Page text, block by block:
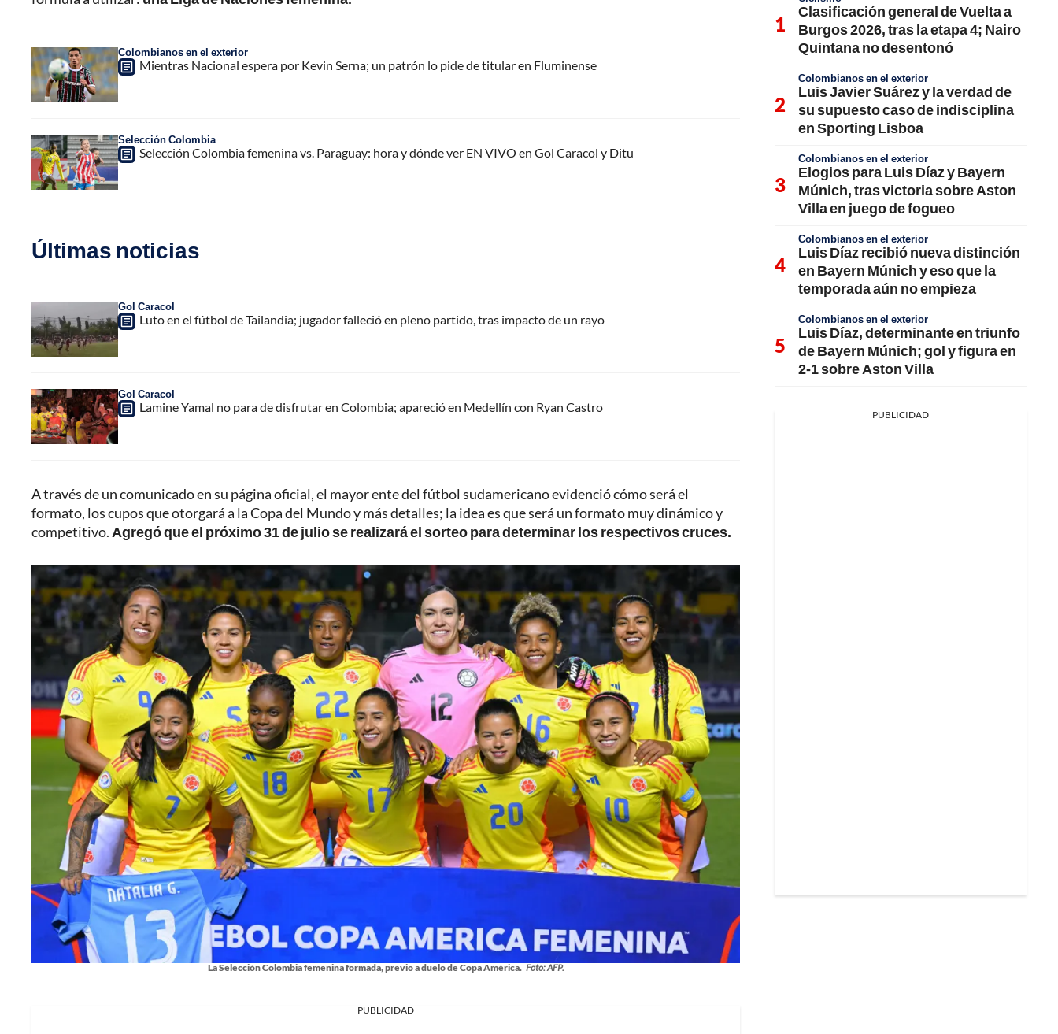
Colombianos en el exterior
Mientras Nacional espera por Kevin Serna; un patrón lo pide de titular en Fluminense
Selección Colombia
Selección Colombia femenina vs. Paraguay: hora y dónde ver EN VIVO en Gol Caracol y Ditu
Últimas noticias
Gol Caracol
Luto en el fútbol de Tailandia; jugador falleció en pleno partido, tras impacto de un rayo
Gol Caracol
Lamine Yamal no para de disfrutar en Colombia; apareció en Medellín con Ryan Castro
A través de un comunicado en su página oficial, el mayor ente del fútbol sudamericano evidenció cómo será el
formato, los cupos que otorgará a la Copa del Mundo y más detalles; la idea es que será un formato muy dinámico y
competitivo. Agregó que el próximo 31 de julio se realizará el sorteo para determinar los respectivos cruces.
La Selección Colombia femenina formada, previo a duelo de Copa América. Foto: AFP.
PUBLICIDAD
Clasificación general de Vuelta a
Burgos 2026, tras la etapa 4; Nairo
Quintana no desentonó
Colombianos en el exterior
Luis Javier Suárez y la verdad de
su supuesto caso de indisciplina
en Sporting Lisboa
Colombianos en el exterior
Elogios para Luis Díaz y Bayern
Múnich, tras victoria sobre Aston
Villa en juego de fogueo
Colombianos en el exterior
Luis Díaz recibió nueva distinción
en Bayern Múnich y eso que la
temporada aún no empieza
Colombianos en el exterior
Luis Díaz, determinante en triunfo
de Bayern Múnich; gol y figura en
2-1 sobre Aston Villa
PUBLICIDAD